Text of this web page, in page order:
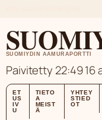
SUOMIYDIN AAMURAPORTTI
Paivitetty 22:4916
ET
US
IV
U
TIETO
A
MEIST
Ä
YHTEY
STIED
OT